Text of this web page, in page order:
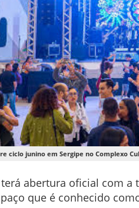
ciclo junino em Sergipe no Complexo
abertura oficial com
que é conhecido